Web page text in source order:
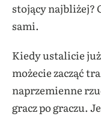
stojący najbliżej?
sami.
Kiedy ustalicie
możecie zacząć
naprzemienne
gracz po graczu.